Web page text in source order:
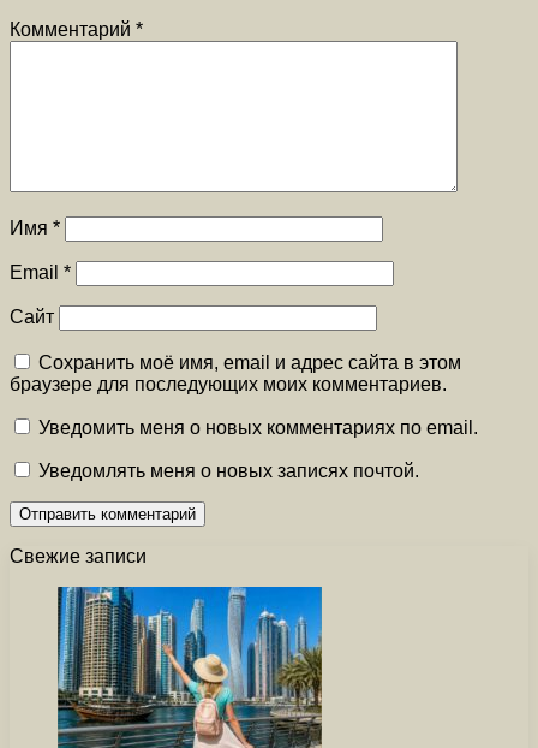
Комментарий *
Имя *
Email *
Сайт
Сохранить моё имя, email и адрес сайта в этом
браузере для последующих моих комментариев.
Уведомить меня о новых комментариях по email.
Уведомлять меня о новых записях почтой.
Свежие записи